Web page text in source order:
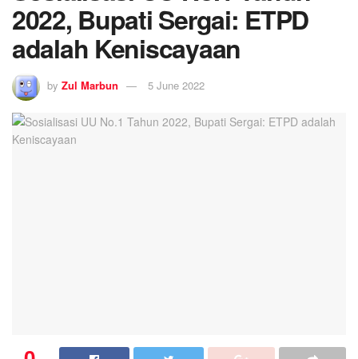
2022, Bupati Sergai: ETPD
adalah Keniscayaan
by Zul Marbun 5 June 2022